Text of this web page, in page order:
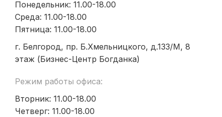
Понедельник: 11.00-18.00
Среда: 11.00-18.00
Пятница: 11.00-18.00
г. Белгород, пр. Б.Хмельницкого, д.133/М, 8
этаж (Бизнес-Центр Богданка)
Режим работы офиса:
Вторник: 11.00-18.00
Четверг: 11.00-18.00